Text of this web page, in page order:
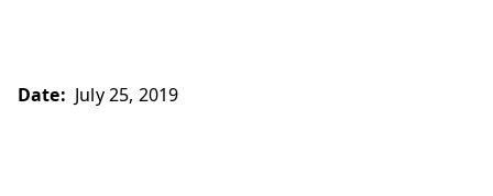
Date: July 25, 2019